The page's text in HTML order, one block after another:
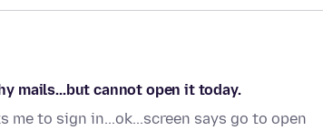
mails...but cannot open it today.
me to sign in...ok...screen says go to open